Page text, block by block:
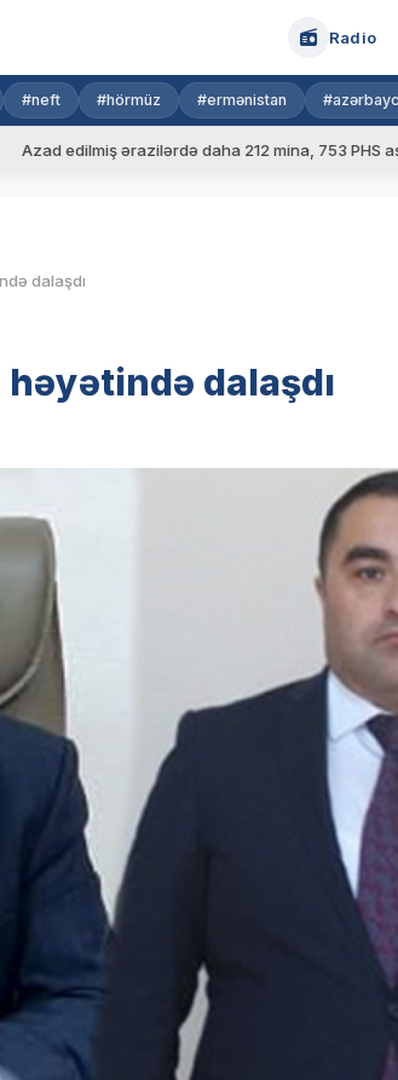
Radio
#neft #hörmüz #ermənistan
ərazilərdə daha 212 mina, 753 PHS aşkarlanıb
dalaşdı
dalaşdı